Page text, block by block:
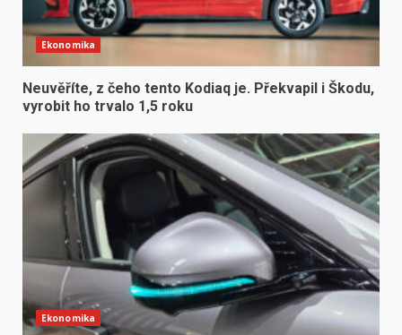
Ekonomika
Neuvěříte, z čeho tento Kodiaq je. Překvapil i Škodu,
vyrobit ho trvalo 1,5 roku
Ekonomika